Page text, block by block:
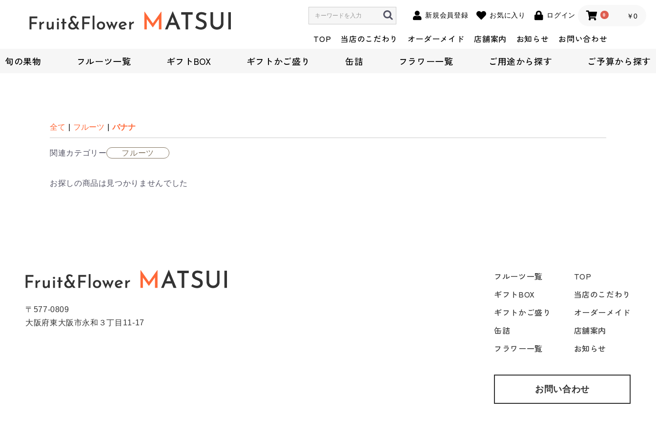
新規会員登録 お気に入り ログイン 0 ￥0
TOP 当店のこだわり オーダーメイド 店舗案内 お知らせ お問い合わせ
旬の果物 フルーツ一覧 ギフトBOX ギフトかご盛り 缶詰 フラワー一覧 ご用途から探す ご予算から探す
全て フルーツ バナナ
関連カテゴリー フルーツ
お探しの商品は見つかりませんでした
〒577-0809
大阪府東大阪市永和３丁目11-17
フルーツ一覧
ギフトBOX
ギフトかご盛り
缶詰
フラワー一覧
TOP
当店のこだわり
オーダーメイド
店舗案内
お知らせ
お問い合わせ